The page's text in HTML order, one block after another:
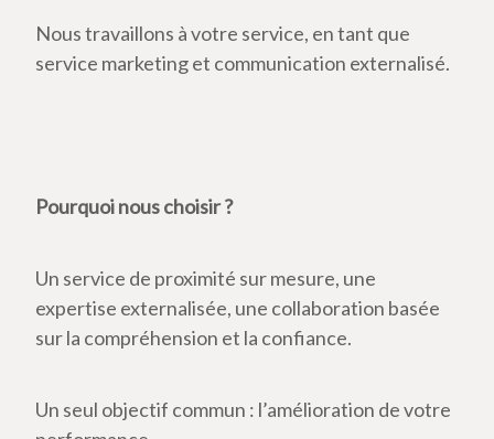
Nous travaillons à votre service, en tant que
service marketing et communication externalisé.
Pourquoi nous choisir ?
Un service de proximité sur mesure, une
expertise externalisée, une collaboration basée
sur la compréhension et la confiance.
Un seul objectif commun : l’amélioration de votre